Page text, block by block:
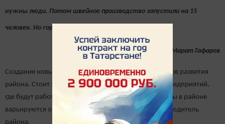
нужны люди. Потом швейное производство запустили на 15
человек. Но город затягивает нашу молодежь»
Глава Дрожжановского района РТ Марат Гафаров
Создание новых рабочих мест — один из приоритетов развития
района. Стоит задача запустить множество малых предприятий,
где будут работать по 10-15 человек. Сейчас зарплаты в районе
варьируются от 15 до 27 тыс. рублей, отметил руководитель
района.